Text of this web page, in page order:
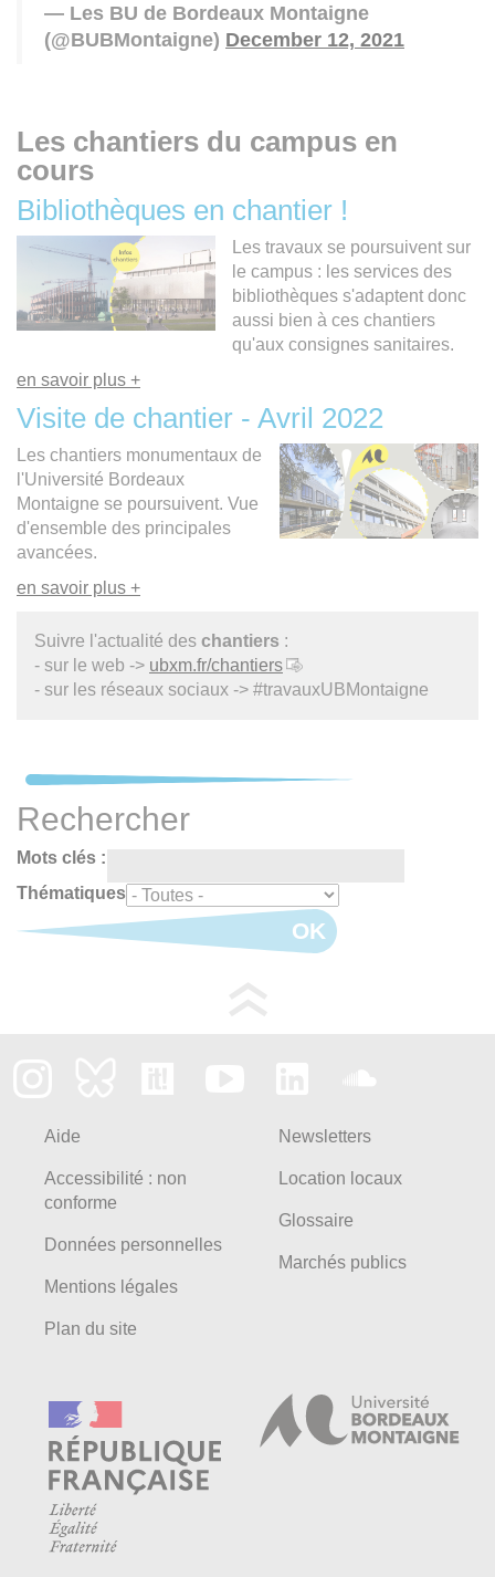
— Les BU de Bordeaux Montaigne
(@BUBMontaigne) December 12, 2021
Les chantiers du campus en
cours
Bibliothèques en chantier !
Les travaux se poursuivent sur
le campus : les services des
bibliothèques s'adaptent donc
aussi bien à ces chantiers
qu'aux consignes sanitaires.
en savoir plus +
Visite de chantier - Avril 2022
Les chantiers monumentaux de
l'Université Bordeaux
Montaigne se poursuivent. Vue
d'ensemble des principales
avancées.
en savoir plus +
Suivre l'actualité des chantiers :
- sur le web -> ubxm.fr/chantiers
- sur les réseaux sociaux -> #travauxUBMontaigne
Rechercher
Mots clés :
Thématiques
OK
Aide
Accessibilité : non
conforme
Données personnelles
Mentions légales
Plan du site
Newsletters
Location locaux
Glossaire
Marchés publics